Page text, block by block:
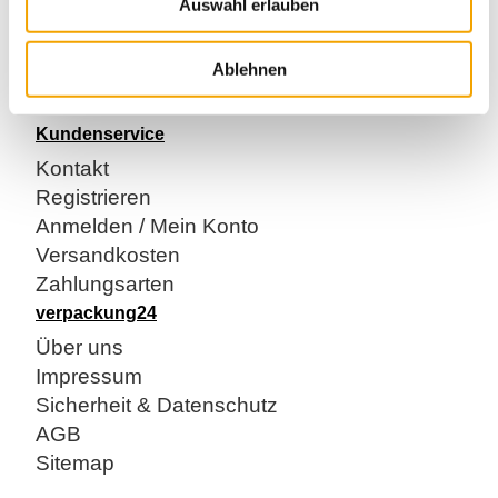
Auswahl erlauben
Ablehnen
400 lfm.
Kundenservice
Kontakt
Registrieren
Anmelden / Mein Konto
Versandkosten
Zahlungsarten
verpackung24
Über uns
Impressum
Sicherheit & Datenschutz
AGB
Sitemap